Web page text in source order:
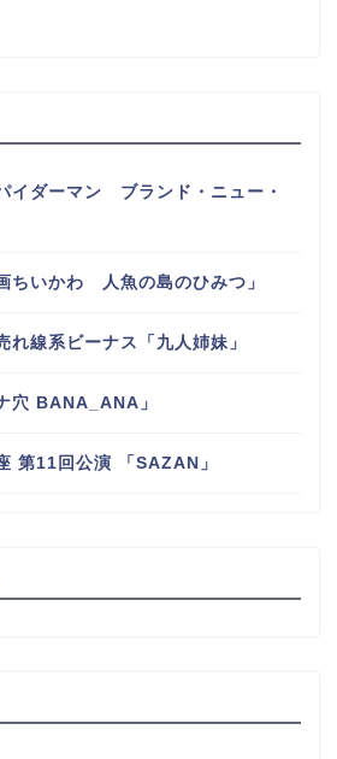
イダーマン ブランド・ニュー・
ちいかわ 人魚の島のひみつ」
れ線系ビーナス「九人姉妹」
穴 BANA_ANA」
第11回公演 「SAZAN」